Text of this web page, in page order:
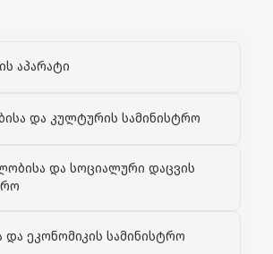
აპარატი
და კულტურის სამინისტრო
და სოციალური დაცვის
და ეკონომიკის სამინისტრო